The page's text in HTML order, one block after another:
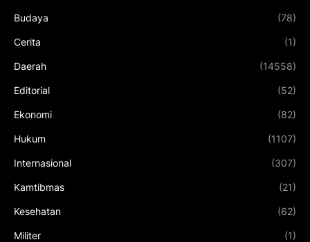
Budaya (78)
Cerita (1)
Daerah (14558)
Editorial (52)
Ekonomi (82)
Hukum (1107)
Internasional (307)
Kamtibmas (21)
Kesehatan (62)
Militer (1)